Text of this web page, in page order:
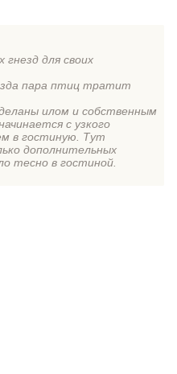
для своих
пара птиц тратит
илом и собственным
с узкого
в гостиную. Тут
дополнительных
тесно в гостиной.